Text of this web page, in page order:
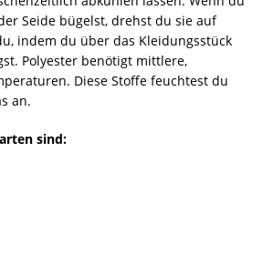
Seide bügelst, drehst du sie auf
indem du über das Kleidungsstück
Polyester benötigt mittlere,
Diese Stoffe feuchtest du
an.
sind: